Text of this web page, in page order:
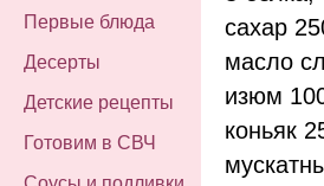
Первые блюда
Десерты
Детские рецепты
Готовим в СВЧ
сахар
масло
изюм
коньяк